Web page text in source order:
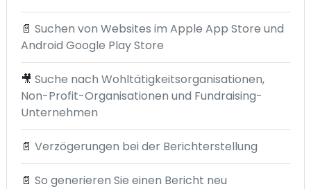
📄 Suchen von Websites im Apple App Store und
Android Google Play Store
🎥 Suche nach Wohltätigkeitsorganisationen,
Non-Profit-Organisationen und Fundraising-
Unternehmen
📄 Verzögerungen bei der Berichterstellung
📄 So generieren Sie einen Bericht neu